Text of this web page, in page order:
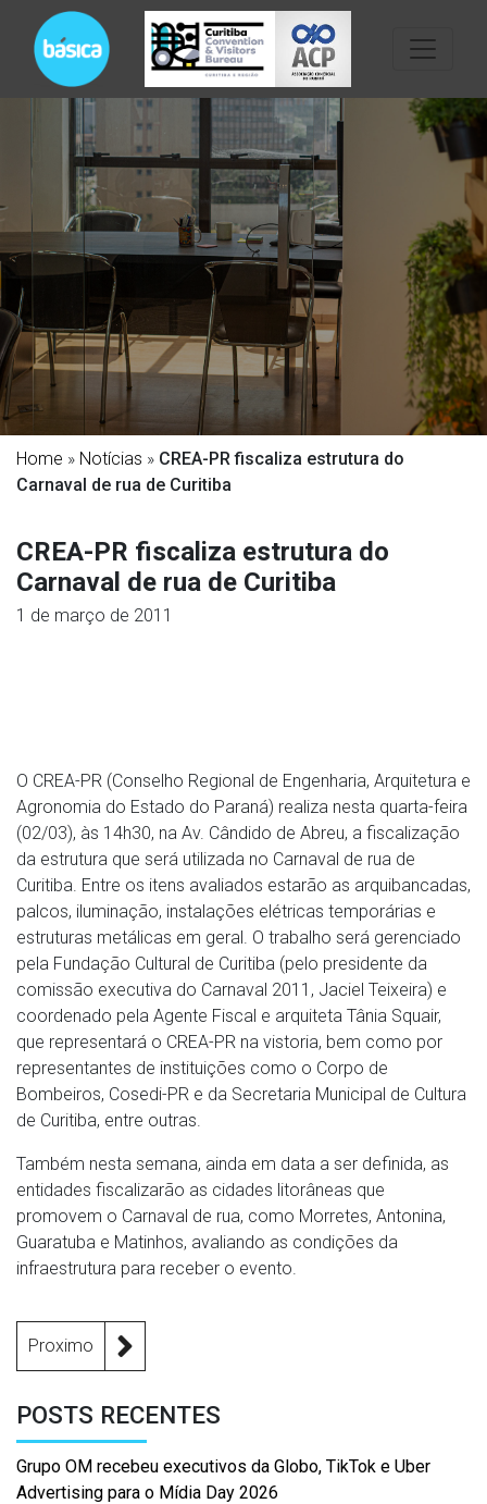
Home » Notícias » CREA-PR fiscaliza estrutura do
Carnaval de rua de Curitiba
CREA-PR fiscaliza estrutura do
Carnaval de rua de Curitiba
1 de março de 2011
O CREA-PR (Conselho Regional de Engenharia, Arquitetura e
Agronomia do Estado do Paraná) realiza nesta quarta-feira
(02/03), às 14h30, na Av. Cândido de Abreu, a fiscalização
da estrutura que será utilizada no Carnaval de rua de
Curitiba. Entre os itens avaliados estarão as arquibancadas,
palcos, iluminação, instalações elétricas temporárias e
estruturas metálicas em geral. O trabalho será gerenciado
pela Fundação Cultural de Curitiba (pelo presidente da
comissão executiva do Carnaval 2011, Jaciel Teixeira) e
coordenado pela Agente Fiscal e arquiteta Tânia Squair,
que representará o CREA-PR na vistoria, bem como por
representantes de instituições como o Corpo de
Bombeiros, Cosedi-PR e da Secretaria Municipal de Cultura
de Curitiba, entre outras.
Também nesta semana, ainda em data a ser definida, as
entidades fiscalizarão as cidades litorâneas que
promovem o Carnaval de rua, como Morretes, Antonina,
Guaratuba e Matinhos, avaliando as condições da
infraestrutura para receber o evento.
Proximo
POSTS RECENTES
Grupo OM recebeu executivos da Globo, TikTok e Uber
Advertising para o Mídia Day 2026